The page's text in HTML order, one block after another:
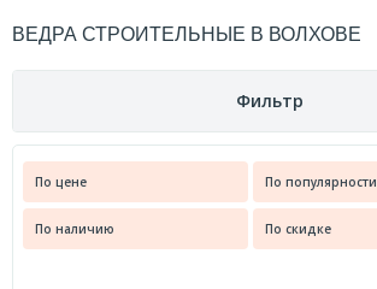
ВЕДРА СТРОИТЕЛЬНЫЕ В ВОЛХОВЕ
Фильтр
Цена
Вес
По цене По популярности
По наличию По скидке